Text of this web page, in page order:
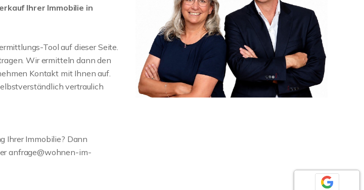
Ihrer Immobilie in
Tool auf dieser Seite.
Wir ermitteln dann den
Kontakt mit Ihnen auf.
vertraulich
Ihrer Immobilie? Dann
anfrage@wohnen-im-